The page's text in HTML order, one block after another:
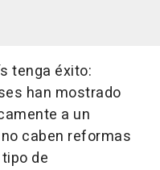
tenga éxito:
han mostrado
a un
caben reformas
de